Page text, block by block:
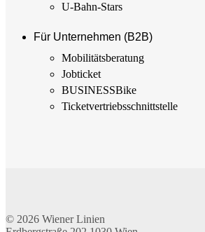
U-Bahn-Stars
Für Unternehmen (B2B)
Mobilitäts­beratung
Jobticket
BUSINESSBike
Ticketvertriebs­schnittstelle
© 2026 Wiener Linien